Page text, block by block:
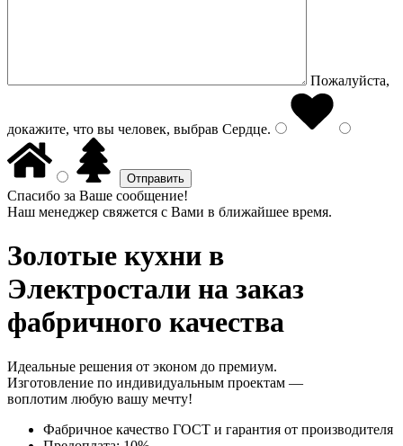
Пожалуйста,
докажите, что вы человек, выбрав Сердце.
Спасибо за Ваше сообщение!
Наш менеджер свяжется с Вами в ближайшее время.
Золотые кухни в
Электростали на заказ
фабричного качества
Идеальные решения от эконом до премиум.
Изготовление по индивидуальным проектам —
воплотим любую вашу мечту!
Фабричное качество ГОСТ и гарантия от производителя